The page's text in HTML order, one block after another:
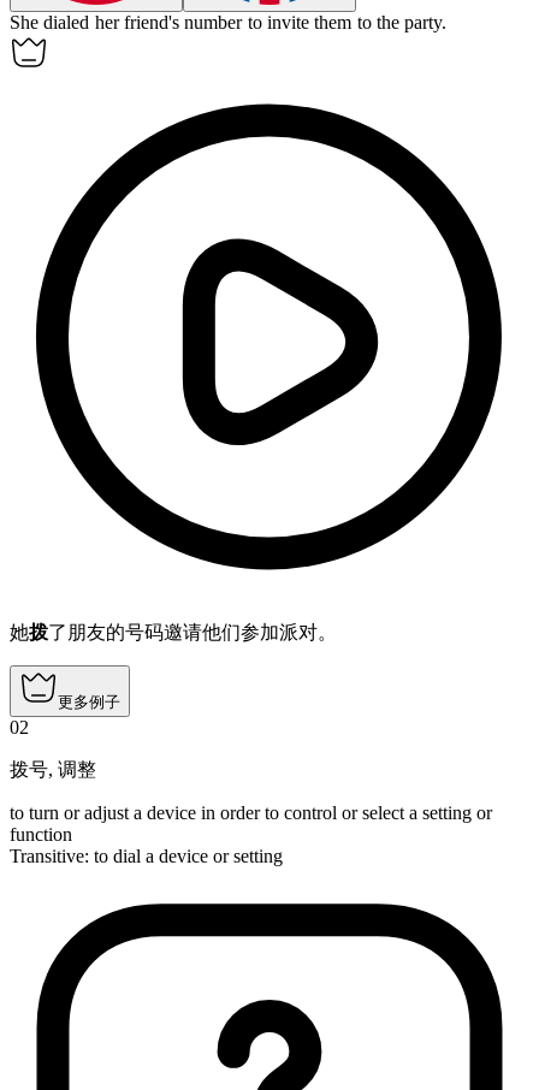
Shedialed her friend's number to invite them to the party.
她拨了朋友的号码邀请他们参加派对。
更多例子
02
拨号, 调整
to turn or adjust a device in order to control or select a setting or
function
Transitive: to dial a device or setting